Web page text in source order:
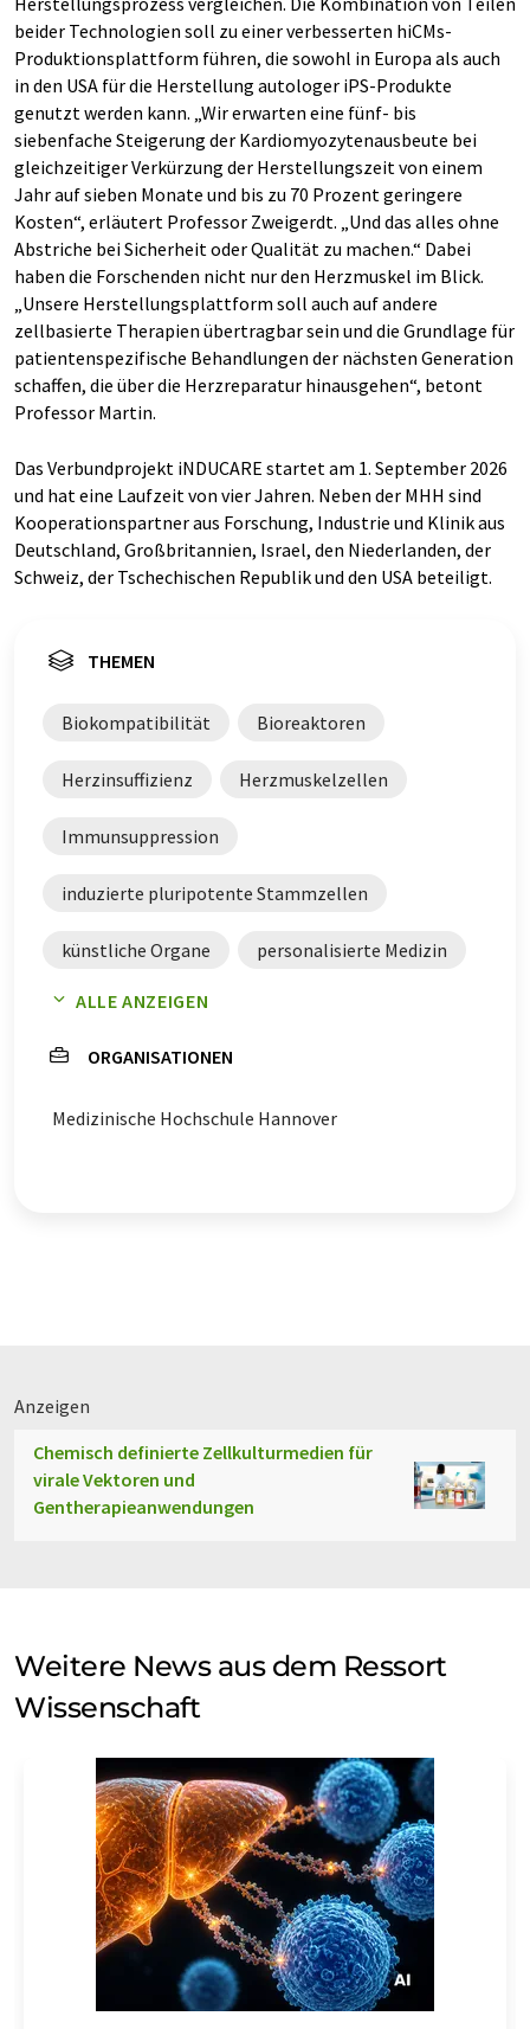
beider Technologien soll zu einer verbesserten hiCMs-
Produktionsplattform führen, die sowohl in Europa als auch
in den USA für die Herstellung autologer iPS-Produkte
genutzt werden kann. „Wir erwarten eine fünf- bis
siebenfache Steigerung der Kardiomyozytenausbeute bei
gleichzeitiger Verkürzung der Herstellungszeit von einem
Jahr auf sieben Monate und bis zu 70 Prozent geringere
Kosten“, erläutert Professor Zweigerdt. „Und das alles ohne
Abstriche bei Sicherheit oder Qualität zu machen.“ Dabei
haben die Forschenden nicht nur den Herzmuskel im Blick.
„Unsere Herstellungsplattform soll auch auf andere
zellbasierte Therapien übertragbar sein und die Grundlage für
patientenspezifische Behandlungen der nächsten Generation
schaffen, die über die Herzreparatur hinausgehen“, betont
Professor Martin.
Das Verbundprojekt iNDUCARE startet am 1. September 2026
und hat eine Laufzeit von vier Jahren. Neben der MHH sind
Kooperationspartner aus Forschung, Industrie und Klinik aus
Deutschland, Großbritannien, Israel, den Niederlanden, der
Schweiz, der Tschechischen Republik und den USA beteiligt.
THEMEN
Biokompatibilität Bioreaktoren
Herzinsuffizienz Herzmuskelzellen
Immunsuppression
induzierte pluripotente Stammzellen
künstliche Organe personalisierte Medizin
Qualitätskontrolle
ALLE ANZEIGEN
ORGANISATIONEN
Medizinische Hochschule Hannover
Anzeigen
Chemisch definierte Zellkulturmedien für
virale Vektoren und
Gentherapieanwendungen
Weitere News aus dem Ressort
Wissenschaft